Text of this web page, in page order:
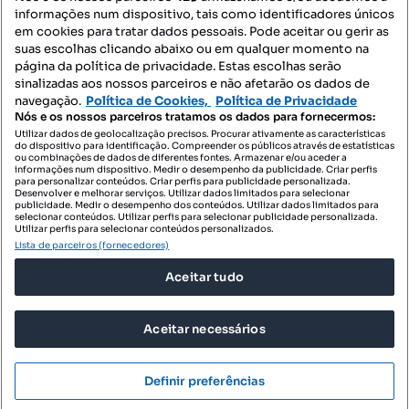
Mapa do Site
Contacte-nos
SIGA-NOS:
DESCARREGAR NA:
© 2026 Imovirtual.com, OLX Portugal, S.A.
TERMOS DE UTILIZAÇÃO
POLÍTICA DE PRIVACIDADE
CONFIGURAÇÕES DE PRIVACIDADE
informações num dispositivo, tais como identificadores únicos
em cookies para tratar dados pessoais. Pode aceitar ou gerir as
suas escolhas clicando abaixo ou em qualquer momento na
página da política de privacidade. Estas escolhas serão
sinalizadas aos nossos parceiros e não afetarão os dados de
navegação. Política de Cookies, Política de Privacidade
Nós e os nossos parceiros tratamos os dados para fornecermos:
Utilizar dados de geolocalização precisos. Procurar ativamente as características
do dispositivo para identificação. Compreender os públicos através de estatísticas
ou combinações de dados de diferentes fontes. Armazenar e/ou aceder a
informações num dispositivo. Medir o desempenho da publicidade. Criar perfis
para personalizar conteúdos. Criar perfis para publicidade personalizada.
Desenvolver e melhorar serviços. Utilizar dados limitados para selecionar
publicidade. Medir o desempenho dos conteúdos. Utilizar dados limitados para
selecionar conteúdos. Utilizar perfis para selecionar publicidade personalizada.
Utilizar perfis para selecionar conteúdos personalizados.
Lista de parceiros (fornecedores)
Aceitar tudo
Aceitar necessários
Definir preferências